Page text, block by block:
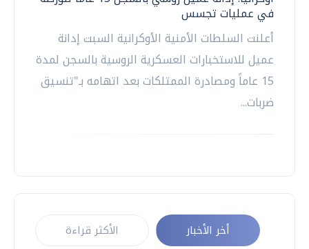
في عمليات تجسس
أعلنت السلطات الأمنية الأوكرانية السبت إدانة
عميل للاستخبارات العسكرية الروسية بالسجن لمدة
15 عاماً ومصادرة الممتلكات بعد اتهامه بـ"تنسيق
ضربات...
أخر الأخبار الأكثر قراءة